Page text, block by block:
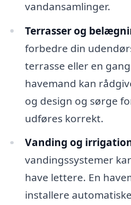
vandansamlinger.
Terrasser og
forbedre din
terrasse eller en
havemand kan
og design og sørge
udføres korrekt.
Vanding og
vandingssystemer
have lettere. En
installere